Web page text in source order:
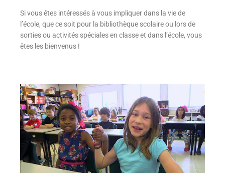
Si vous êtes intéressés à vous impliquer dans la vie de
l’école, que ce soit pour la bibliothèque scolaire ou lors de
sorties ou activités spéciales en classe et dans l’école, vous
êtes les bienvenus !